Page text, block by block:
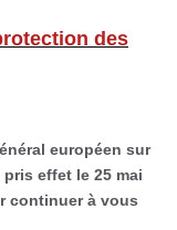
des
européen sur
effet le 25 mai
continuer à vous